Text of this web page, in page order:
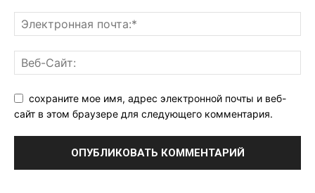
сохраните мое имя, адрес электронной почты и веб-
сайт в этом браузере для следующего комментария.